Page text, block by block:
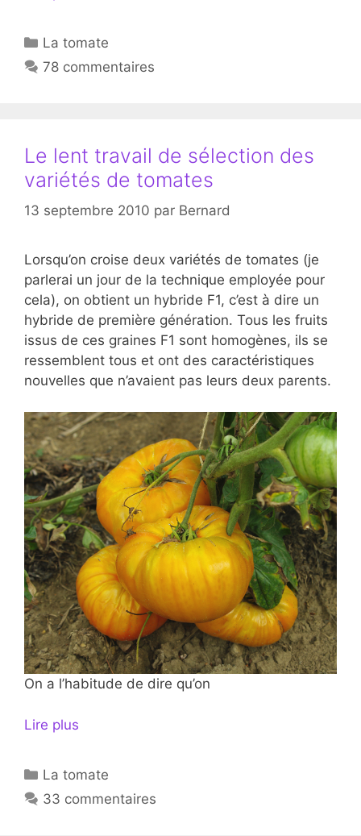
Catégories
La tomate
78 commentaires
Le lent travail de sélection des
variétés de tomates
13 septembre 2010 par Bernard
Lorsqu’on croise deux variétés de tomates (je
parlerai un jour de la technique employée pour
cela), on obtient un hybride F1, c’est à dire un
hybride de première génération. Tous les fruits
issus de ces graines F1 sont homogènes, ils se
ressemblent tous et ont des caractéristiques
nouvelles que n’avaient pas leurs deux parents.
On a l’habitude de dire qu’on
Lire plus
Catégories
La tomate
33 commentaires